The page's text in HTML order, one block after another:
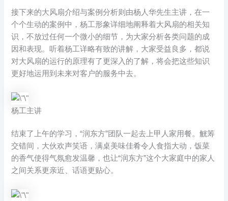
接下来的大风扇介绍与案例分析则由杨人华先生主讲，在一
个个生动的案例中，杨工形象详细地阐释着大风扇的相关知
识，不放过任何一个微小的细节，为大家分析各类问题的成
因和表现。听着杨工详略有致的讲解，大家受益良多，都说
对大风扇的运行的原理有了更深入的了解，将会把这些知识
更好地运用到未来对客户的服务中去。
杨工主讲
结束了上午的学习，“润东方”团队一起去上甲人家用餐。觥筹
交错间，大伙欢声笑语，满桌美味佳肴令人食指大动，饭菜
的香气使得气氛愈发温馨，也让“润东方”这个大家庭中的家人
之间关系更亲近、话语更贴心。